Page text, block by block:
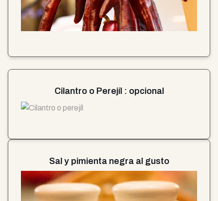
Cilantro o Perejíl : opcional
Sal y pimienta negra al gusto